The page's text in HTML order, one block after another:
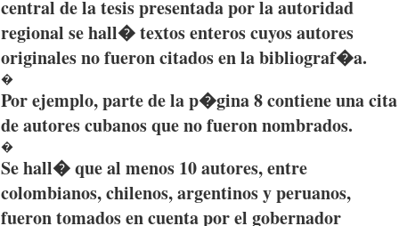
central de latesispresentadaporlaautoridad
regional sehall�textosenteroscuyosautores
originalesnofueroncitadosen labibliograf�a.
�
Porejemplo,partede lap�gina8contieneunacita
deautorescubanosquenofueronnombrados.
�
Sehall�queal menos 10autores,entre
colombianos,chilenos,argentinosyperuanos,
fuerontomadosencuentaporel gobernador